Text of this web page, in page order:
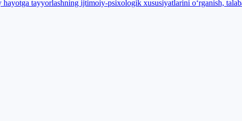
tayyorlashning ijtimoiy-psixologik xususiyatlarini o‘rganish,